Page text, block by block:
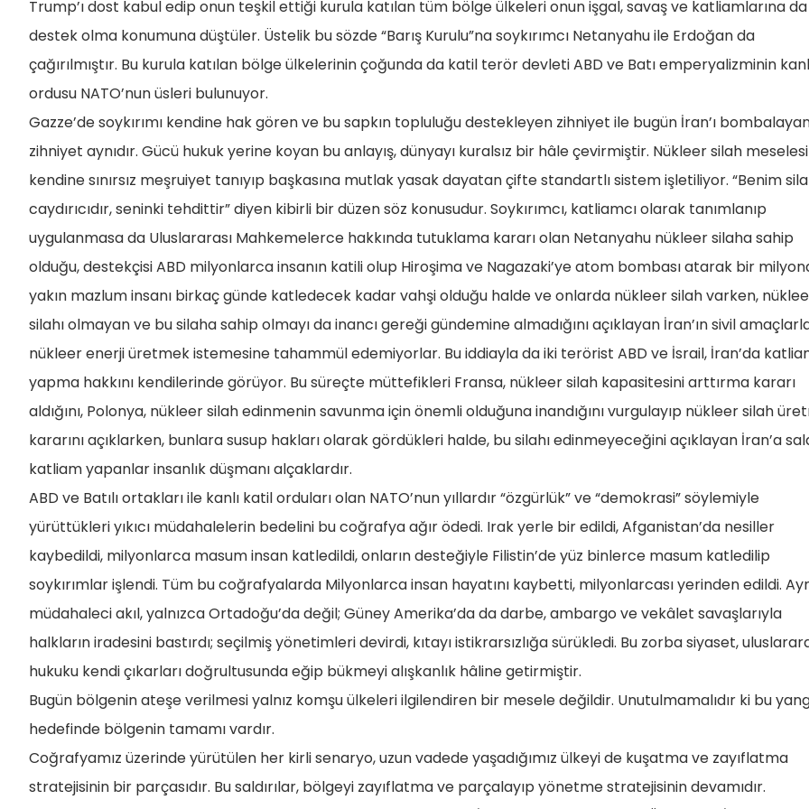
Trump’ı dost kabul edip onun teşkil ettiği kurula katılan tüm bölge ülkeleri onun işgal, savaş ve katliamlarına da
destek olma konumuna düştüler. Üstelik bu sözde “Barış Kurulu”na soykırımcı Netanyahu ile Erdoğan da
çağırılmıştır. Bu kurula katılan bölge ülkelerinin çoğunda da katil terör devleti ABD ve Batı emperyalizminin
ordusu NATO’nun üsleri bulunuyor.
Gazze’de soykırımı kendine hak gören ve bu sapkın topluluğu destekleyen zihniyet ile bugün İran’ı
zihniyet aynıdır. Gücü hukuk yerine koyan bu anlayış, dünyayı kuralsız bir hâle çevirmiştir. Nükleer silah
kendine sınırsız meşruiyet tanıyıp başkasına mutlak yasak dayatan çifte standartlı sistem işletiliyor. “Benim
caydırıcıdır, seninki tehdittir” diyen kibirli bir düzen söz konusudur. Soykırımcı, katliamcı olarak tanımlanıp
uygulanmasa da Uluslararası Mahkemelerce hakkında tutuklama kararı olan Netanyahu nükleer silaha sahip
olduğu, destekçisi ABD milyonlarca insanın katili olup Hiroşima ve Nagazaki’ye atom bombası atarak bir
yakın mazlum insanı birkaç günde katledecek kadar vahşi olduğu halde ve onlarda nükleer silah varken,
silahı olmayan ve bu silaha sahip olmayı da inancı gereği gündemine almadığını açıklayan İran’ın sivil
nükleer enerji üretmek istemesine tahammül edemiyorlar. Bu iddiayla da iki terörist ABD ve İsrail, İran’da
yapma hakkını kendilerinde görüyor. Bu süreçte müttefikleri Fransa, nükleer silah kapasitesini arttırma kararı
aldığını, Polonya, nükleer silah edinmenin savunma için önemli olduğuna inandığını vurgulayıp nükleer silah
kararını açıklarken, bunlara susup hakları olarak gördükleri halde, bu silahı edinmeyeceğini açıklayan İran’a
katliam yapanlar insanlık düşmanı alçaklardır.
ABD ve Batılı ortakları ile kanlı katil orduları olan NATO’nun yıllardır “özgürlük” ve “demokrasi” söylemiyle
yürüttükleri yıkıcı müdahalelerin bedelini bu coğrafya ağır ödedi. Irak yerle bir edildi, Afganistan’da nesiller
kaybedildi, milyonlarca masum insan katledildi, onların desteğiyle Filistin’de yüz binlerce masum katledilip
soykırımlar işlendi. Tüm bu coğrafyalarda Milyonlarca insan hayatını kaybetti, milyonlarcası yerinden edildi.
müdahaleci akıl, yalnızca Ortadoğu’da değil; Güney Amerika’da da darbe, ambargo ve vekâlet savaşlarıyla
halkların iradesini bastırdı; seçilmiş yönetimleri devirdi, kıtayı istikrarsızlığa sürükledi. Bu zorba siyaset,
hukuku kendi çıkarları doğrultusunda eğip bükmeyi alışkanlık hâline getirmiştir.
Bugün bölgenin ateşe verilmesi yalnız komşu ülkeleri ilgilendiren bir mesele değildir. Unutulmamalıdır ki bu
hedefinde bölgenin tamamı vardır.
Coğrafyamız üzerinde yürütülen her kirli senaryo, uzun vadede yaşadığımız ülkeyi de kuşatma ve zayıflatma
stratejisinin bir parçasıdır. Bu saldırılar, bölgeyi zayıflatma ve parçalayıp yönetme stratejisinin devamıdır.